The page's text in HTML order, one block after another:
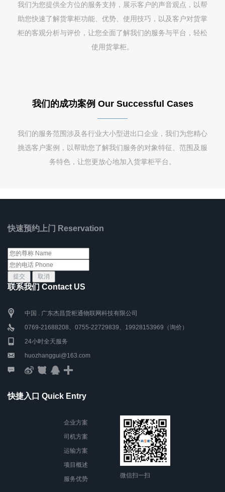
我们为您提供全方位的服务支持，展示客户的声音观点，以帮
助您快速了解货掌柜功能、优势、使用技巧，以及客户对货掌
柜的客观分析与评价，让您全面了解我们的服务与平台，轻松
使用货掌柜。
我们的成功案例 Our Successful Cases
我们的服务范围涉及各行业大小型进出口企业，我们为您精心
挑选客户案例，以帮助您了解我们服务的对象特征、范围及服
务特色，让您更放心地加入货掌柜平台。
快速预约上门 Reservation
联系我们 Contact US
中国 . 广东杰昌货柜通物联网科技有限公司
0769-21688208、0755-22729839、19928153969（询价）
24小时全天服务
huozhanggui@163.com
快捷入口 Quick Entry
企业方案
司机方案
运输方案
项目概述
服务优势
微信扫一扫